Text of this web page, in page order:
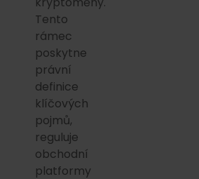
Tento
rámec
poskytne
právní
definice
klíčových
pojmů,
reguluje
obchodní
platformy